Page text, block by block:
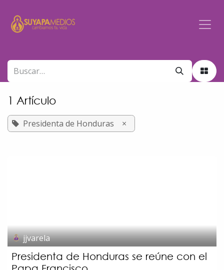
1 Artículo
Presidenta de Honduras ×
jjvarela
Presidenta de Honduras se reúne con el